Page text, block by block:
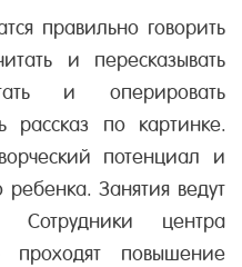
правильно говорить
и пересказывать
и оперировать
рассказ по картинке.
потенциал и
ребенка. Занятия ведут
Сотрудники центра
проходят повышение